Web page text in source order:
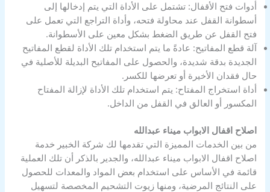
أدوات فتح الأقفال: تشتمل على الأداة التي يتم إدخالها إلى
أسطوانة القفل عند محاولة فتحه، وأداة التراجع التي تعمل على
فتح القفل عن طريق الضغط بشكل معين على الأسطوانة.
آلة قطع المفاتيح: عادةً ما يتم استخدام تلك الأداة لقطع المفاتيح
الجديدة بدقة شديدة، والحصول على المفاتيح البديلة للأصلية في
حال فقدان الأخيرة أو تعرضها للكسر.
أداة استخراج المفتاح: يتم استخدام تلك الأداة لإزالة المفتاح
المكسور أو العالق في القفل من الداخل.
اصلاح اقفال الابواب ميناء عبدالله
من بين الخدمات المميزة التي تقدمها لك شركة الخبير خدمة
اصلاح اقفال الابواب ميناء عبدالله، والجدير بالذكر أن تلك العملية
قائمة في الأساس على استخدام بعض المواد والمعدات للحصول
على النتائج المرضية، ومنها زيوت التشحيم المخصصة لتسهيل